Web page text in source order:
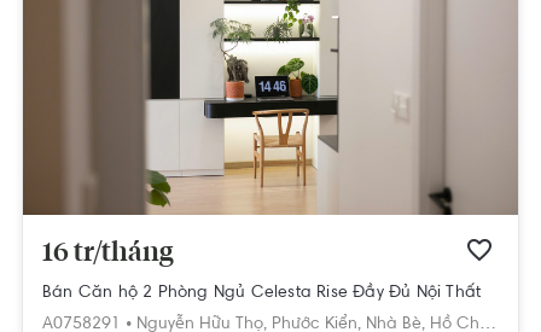
16 tr/tháng
Bán Căn hộ 2 Phòng Ngủ Celesta Rise Đầy Đủ Nội Thất
A0758291 • Nguyễn Hữu Thọ, Phước Kiển, Nhà Bè, Hồ Chí Minh